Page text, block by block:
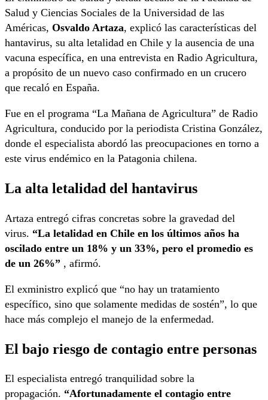
Salud y Ciencias Sociales de la Universidad de las
Américas, Osvaldo Artaza, explicó las características del
hantavirus, su alta letalidad en Chile y la ausencia de una
vacuna específica, en una entrevista en Radio Agricultura,
a propósito de un nuevo caso confirmado en un crucero
que recaló en España.
Fue en el programa “La Mañana de Agricultura” de Radio
Agricultura, conducido por la periodista Cristina González,
donde el especialista abordó las preocupaciones en torno a
este virus endémico en la Patagonia chilena.
La alta letalidad del hantavirus
Artaza entregó cifras concretas sobre la gravedad del
virus. “La letalidad en Chile en los últimos años ha
oscilado entre un 18% y un 33%, pero el promedio es
de un 26%” , afirmó.
El exministro explicó que “no hay un tratamiento
específico, sino que solamente medidas de sostén”, lo que
hace más complejo el manejo de la enfermedad.
El bajo riesgo de contagio entre personas
El especialista entregó tranquilidad sobre la
propagación. “Afortunadamente el contagio entre